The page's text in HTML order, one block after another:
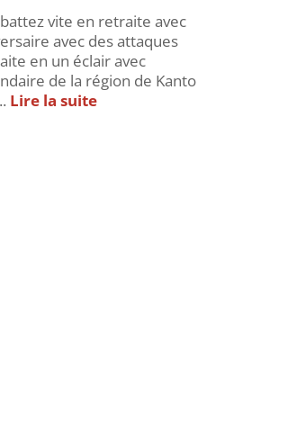
vite en retraite avec
avec des attaques
en un éclair avec
de la région de Kanto
Lire la suite